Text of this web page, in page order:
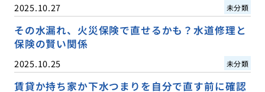
2025.10.27 未分類
その水漏れ、火災保険で直せるかも？水道修理と
保険の賢い関係
2025.10.25 未分類
賃貸か持ち家か下水つまりを自分で直す前に確認